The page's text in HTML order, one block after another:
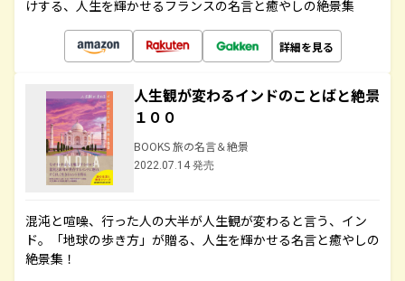
けする、人生を輝かせるフランスの名言と癒やしの絶景集
詳細を見る
人生観が変わるインドのことばと絶景
１００
BOOKS 旅の名言＆絶景
2022.07.14 発売
混沌と喧噪、行った人の大半が人生観が変わると言う、イン
ド。「地球の歩き方」が贈る、人生を輝かせる名言と癒やしの
絶景集！